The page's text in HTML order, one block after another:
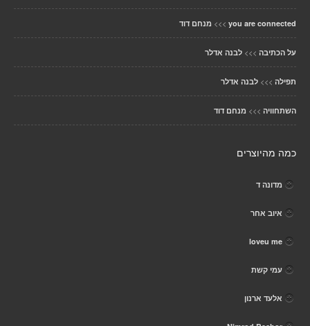
you are connected
>>> מנחם דוד
על הכתיבה >>> לבנה אדלר
תפילה >>> לבנה אדלר
השתחוויה >>> מנחם דוד
כמה מהיוצרים
מדונה ד
איוב אחר
loveu me
עמי קשת
אלעד ארנון